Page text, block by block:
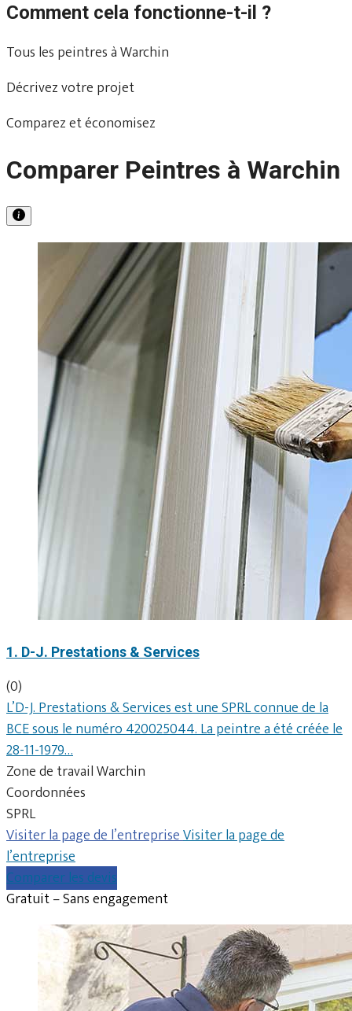
Comment cela fonctionne-t-il ?
Tous les peintres à Warchin
Décrivez votre projet
Comparez et économisez
Comparer Peintres à Warchin
1. D-J. Prestations & Services
(0)
L’D-J. Prestations & Services est une SPRL connue de la
BCE sous le numéro 420025044. La peintre a été créée le
28-11-1979…
Zone de travail Warchin
Coordonnées
SPRL
Visiter la page de l’entrepriseVisiter la page de
l’entreprise
Comparer les devis
Gratuit – Sans engagement